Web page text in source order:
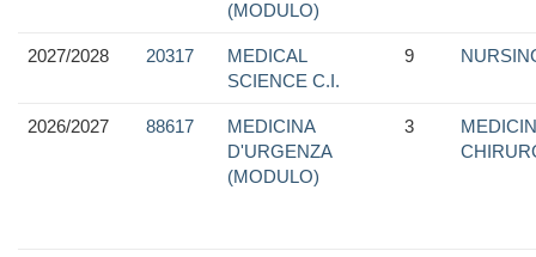
(MODULO)
2027/2028 20317
MEDICAL
SCIENCE C.I.
9
2026/2027 88617
MEDICINA
D'URGENZA
(MODULO)
3